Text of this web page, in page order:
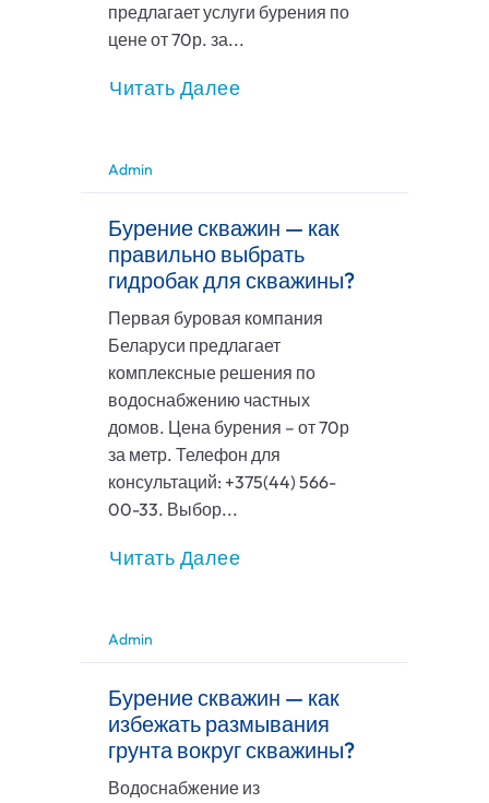
предлагает услуги бурения по
цене от 70р. за...
Читать Далее
Admin
Бурение скважин — как
правильно выбрать
гидробак для скважины?
Первая буровая компания
Беларуси предлагает
комплексные решения по
водоснабжению частных
домов. Цена бурения – от 70р
за метр. Телефон для
консультаций: +375(44) 566-
00-33. Выбор...
Читать Далее
Admin
Бурение скважин — как
избежать размывания
грунта вокруг скважины?
Водоснабжение из